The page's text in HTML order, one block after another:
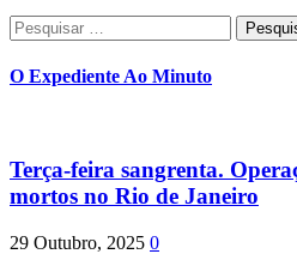
Pesquisar
por:
O Expediente Ao Minuto
Terça-feira sangrenta.
mortos no Rio de Janeiro
29 Outubro, 2025 0